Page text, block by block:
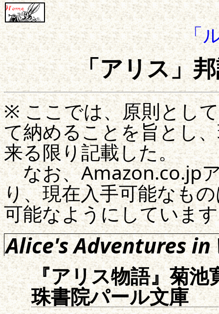
「
「アリス」
※ ここでは、原則とし
て納めることを旨とし
来る限り記載した。
なお、Amazon.co.jp
り、現在入手可能なも
可能なようにしていま
Alice's Adventures
『アリス物語』菊
珠書院パール文庫